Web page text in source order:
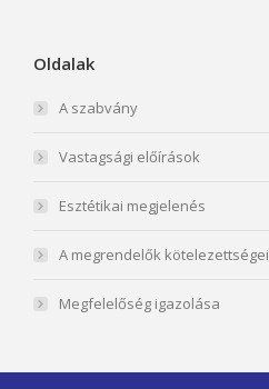
Oldalak
A szabvány
Vastagsági előírások
Esztétikai megjelenés
A megrendelők kötelezettségei
Megfelelőség igazolása